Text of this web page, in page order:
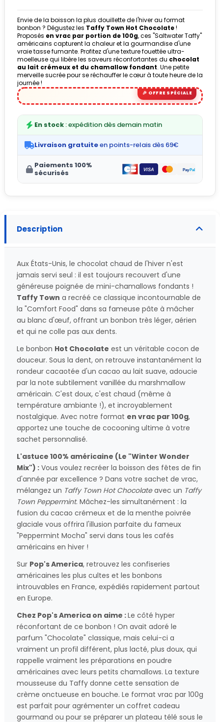
Envie de la boisson la plus douillette de l'hiver au format
bonbon ? Dégustez les Taffy Town Hot Chocolate!
Proposés en vrac par portion de 100g, ces "Saltwater Taffy"
américains capturent la chaleur et la gourmandise d'une
vraie tasse fumante. Profitez d'une texture fouettée ultra-
moelleuse qui libère les saveurs réconfortantes du chocolat
au lait crémeux et du chamallow fondant. Une petite
merveille sucrée pour se réchauffer le cœur à toute heure de la
journée !
En stock : expédition dès demain matin
Livraison gratuiteen points-relais dès 69€
Paiements 100%
sécurisés
Description
Aux États-Unis, le chocolat chaud de l'hiver n'est
jamais servi seul : il est toujours recouvert d'une
généreuse poignée de mini-chamallows fondants !
Taffy Town a recréé ce classique incontournable de
la "Comfort Food" dans sa fameuse pâte à mâcher
au blanc d'œuf, offrant un bonbon très léger, aérien
et qui ne colle pas aux dents.
Le bonbon Hot Chocolate est un véritable cocon de
douceur. Sous la dent, on retrouve instantanément la
rondeur cacaotée d'un cacao au lait suave, adoucie
par la note subtilement vanillée du marshmallow
américain. C'est doux, c'est chaud (même à
température ambiante !), et incroyablement
nostalgique. Avec notre format en vrac par 100g,
apportez une touche de cocooning ultime à votre
sachet personnalisé.
L'astuce 100% américaine (Le "Winter Wonder
Mix") : Vous voulez recréer la boisson des fêtes de fin
d'année par excellence ? Dans votre sachet de vrac,
mélangez un Taffy Town Hot Chocolateavec un Taffy
Town Peppermint. Mâchez-les simultanément : la
fusion du cacao crémeux et de la menthe poivrée
glaciale vous offrira l'illusion parfaite du fameux
"Peppermint Mocha" servi dans tous les cafés
américains en hiver !
Sur Pop's America, retrouvez les confiseries
américaines les plus cultes et les bonbons
introuvables en France, expédiés rapidement partout
en Europe.
Chez Pop's America on aime :Le côté hyper
réconfortant de ce bonbon ! On avait adoré le
parfum "Chocolate" classique, mais celui-ci a
vraiment un profil différent, plus lacté, plus doux, qui
rappelle vraiment les préparations en poudre
américaines avec leurs petits chamallows. La texture
mousseuse du Taffy donne cette sensation de
crème onctueuse en bouche. Le format vrac par 100g
est parfait pour agrémenter un coffret cadeau
gourmand ou pour se préparer un plateau télé sous le